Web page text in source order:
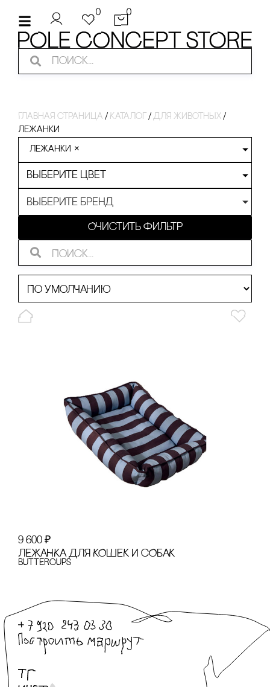
0 0
Главная страница / Каталог / для животных /
лежанки
лежанки ×
Выберите цвет
Выберите бренд
Очистить фильтр
9 600 ₽
ЛЕЖАНКА ДЛЯ КОШЕК И сОБАК
BUTTERCUPS